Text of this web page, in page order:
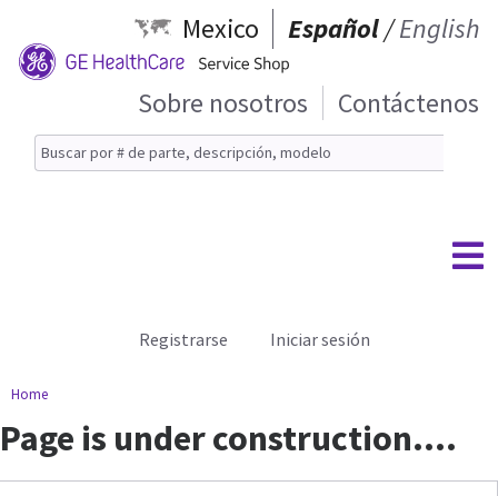
Mexico Español/English
Sobre nosotros Contáctenos
Registrarse Iniciar sesión
Home
Page is under construction....